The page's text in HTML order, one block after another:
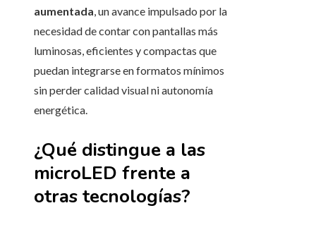
aumentada, un avance impulsado por la
necesidad de contar con pantallas más
luminosas, eficientes y compactas que
puedan integrarse en formatos mínimos
sin perder calidad visual ni autonomía
energética.
¿Qué distingue a las
microLED frente a
otras tecnologías?